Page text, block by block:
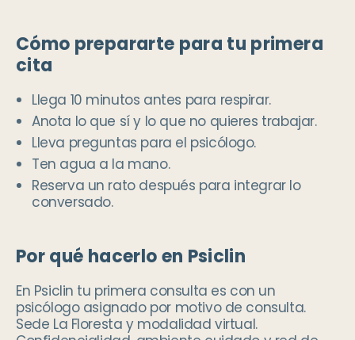
Cómo prepararte para tu primera
cita
Llega 10 minutos antes para respirar.
Anota lo que sí y lo que no quieres trabajar.
Lleva preguntas para el psicólogo.
Ten agua a la mano.
Reserva un rato después para integrar lo
conversado.
Por qué hacerlo en Psiclin
En Psiclin tu primera consulta es con un
psicólogo asignado por motivo de consulta.
Sede La Floresta y modalidad virtual.